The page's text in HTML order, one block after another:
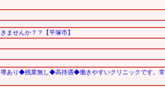
ませんか？？【平塚市】
あり◆残業無し◆高待遇◆働きやすいクリニックです。常